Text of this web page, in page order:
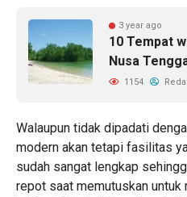
3 year ago
10 Tempat
Nusa
1154
Walaupun tidak dipadati
modern akan tetapi fasilitas
sudah sangat lengkap
repot saat memutuskan